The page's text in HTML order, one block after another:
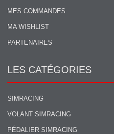
MES COMMANDES
MA WISHLIST
PARTENAIRES
LES CATÉGORIES
SIMRACING
VOLANT SIMRACING
PÉDALIER SIMRACING